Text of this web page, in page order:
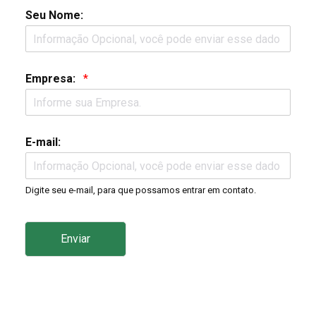
Seu Nome:
Empresa: *
E-mail:
Digite seu e-mail, para que possamos entrar em contato.
Enviar